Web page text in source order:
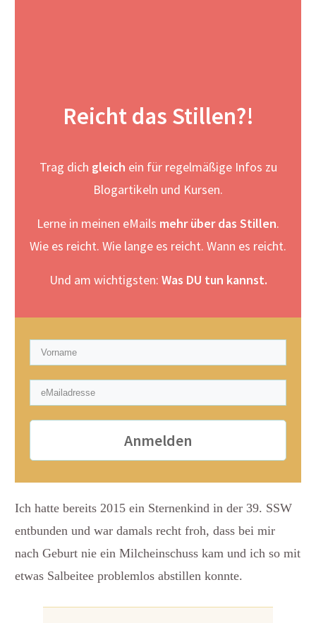
Reicht das Stillen?!
Trag dich gleich ein für regelmäßige Infos zu
Blogartikeln und Kursen.
Lerne in meinen eMails mehr über das Stillen.
Wie es reicht. Wie lange es reicht. Wann es reicht.
Und am wichtigsten: Was DU tun kannst.
Anmelden
Ich hatte bereits 2015 ein Sternenkind in der 39. SSW
entbunden und war damals recht froh, dass bei mir
nach Geburt nie ein Milcheinschuss kam und ich so mit
etwas Salbeitee problemlos abstillen konnte.